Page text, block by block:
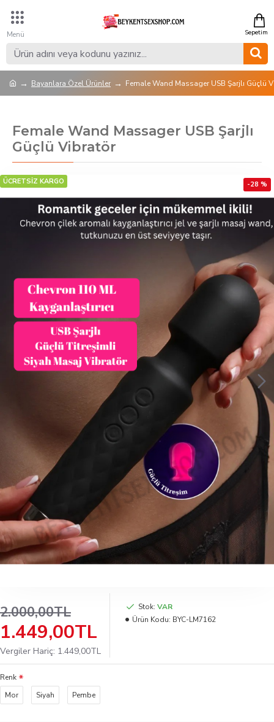
Bayanlara Özel Ürünler Female Wand Massager USB Şarjlı Güçlü
Female Wand Massager USB Şarjlı
Güçlü Vibratör
ÜCRETSİZ KARGO -28 %
1.449,00TL
2.000,00TL
Vergiler Hariç: 1.449,00TL
Stok: VAR
Ürün Kodu: BYC-LM7162
Renk
Mor
Siyah Pembe